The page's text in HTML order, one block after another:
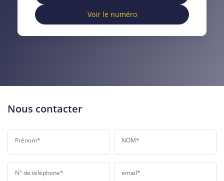
RÉSULTATS DES LYCÉES ECOLES ET CRÈCHES
Voir le numéro
Nous contacter
Prénom* NOM*
N° de téléphone* email*